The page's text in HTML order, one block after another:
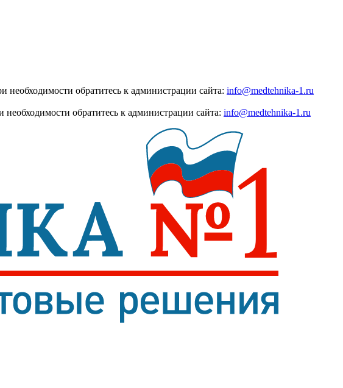
обратитесь к администрации сайта: info@medtehnika-1.ru
обратитесь к администрации сайта: info@medtehnika-1.ru